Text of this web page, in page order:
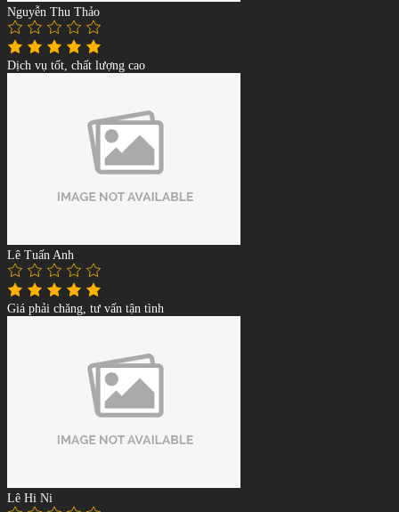
Nguyễn Thu Thảo
Dịch vụ tốt, chất lượng cao
Lê Tuấn Anh
Giá phải chăng, tư vấn tận tình
Lê Hi Ni